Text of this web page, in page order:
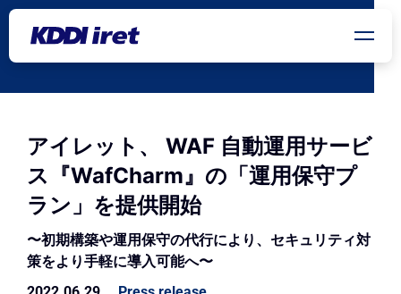
メインコンテンツにスキップ
アイレット、 WAF 自動運用サービ
ス『WafCharm』の「運用保守プ
ラン」を提供開始
〜初期構築や運用保守の代行により、セキュリティ対
策をより手軽に導入可能へ〜